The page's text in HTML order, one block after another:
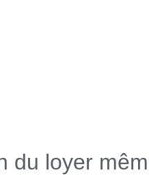
du loyer